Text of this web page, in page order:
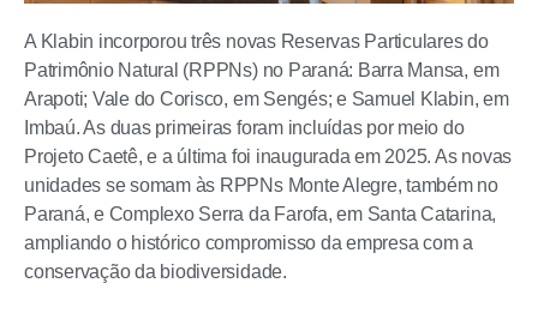
A Klabin incorporou três novas Reservas Particulares do
Patrimônio Natural (RPPNs) no Paraná: Barra Mansa, em
Arapoti; Vale do Corisco, em Sengés; e Samuel Klabin, em
Imbaú. As duas primeiras foram incluídas por meio do
Projeto Caetê, e a última foi inaugurada em 2025. As novas
unidades se somam às RPPNs Monte Alegre, também no
Paraná, e Complexo Serra da Farofa, em Santa Catarina,
ampliando o histórico compromisso da empresa com a
conservação da biodiversidade.